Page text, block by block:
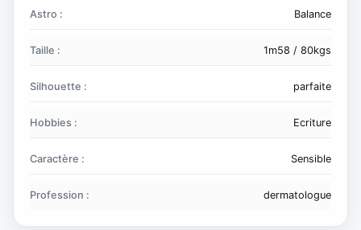
Astro : Balance
Taille : 1m58 / 80kgs
Silhouette : parfaite
Hobbies : Ecriture
Caractère : Sensible
Profession : dermatologue